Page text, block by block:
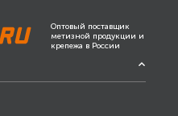
Оптовый поставщик
метизной продукции и
крепежа в России